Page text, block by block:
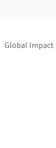
Global Impact